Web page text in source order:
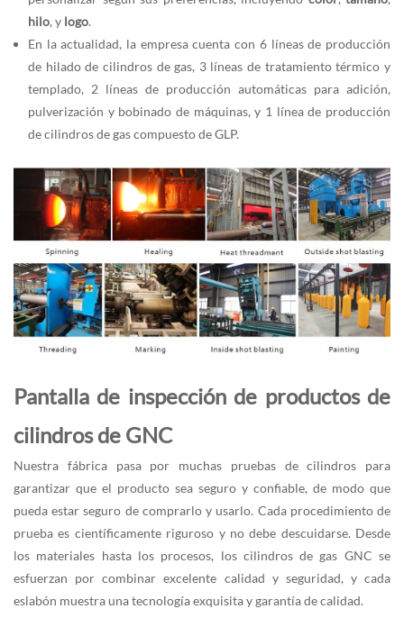
hilo, y logo.
En la actualidad, la empresa cuenta con 6 líneas de producción
de hilado de cilindros de gas, 3 líneas de tratamiento térmico y
templado, 2 líneas de producción automáticas para adición,
pulverización y bobinado de máquinas, y 1 línea de producción
de cilindros de gas compuesto de GLP.
Pantalla de inspección de productos de
cilindros de GNC
Nuestra fábrica pasa por muchas pruebas de cilindros para
garantizar que el producto sea seguro y confiable, de modo que
pueda estar seguro de comprarlo y usarlo. Cada procedimiento de
prueba es científicamente riguroso y no debe descuidarse. Desde
los materiales hasta los procesos, los cilindros de gas GNC se
esfuerzan por combinar excelente calidad y seguridad, y cada
eslabón muestra una tecnología exquisita y garantía de calidad.